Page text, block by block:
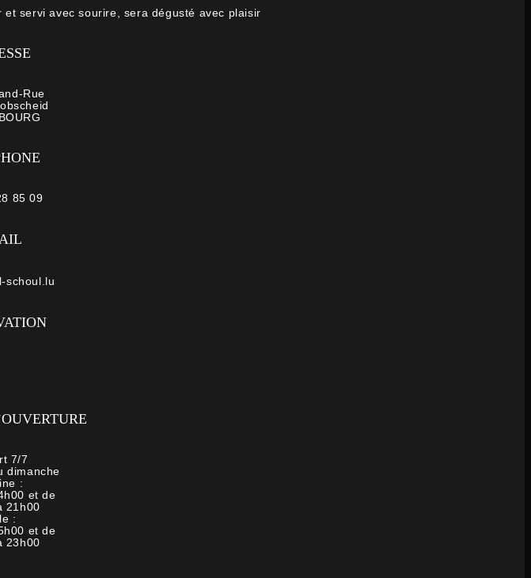
servi avec sourire, sera dégusté avec plaisir
Rue
85 09
schoul.lu
7/7
dimanche
:
et de
21h00
:
et de
23h00